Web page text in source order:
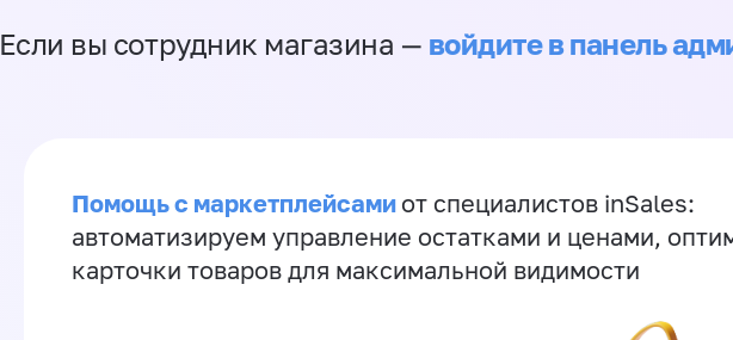
Если вы сотрудник магазина — войдите в панель
Помощь с маркетплейсами от специалистов inSales:
автоматизируем управление остатками и ценами,
карточки товаров для максимальной видимости